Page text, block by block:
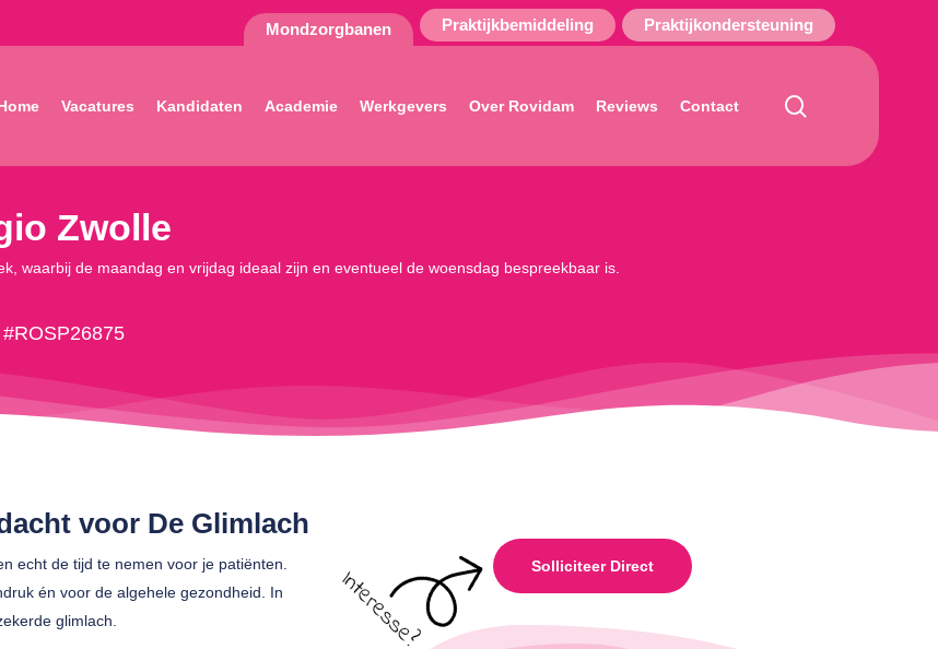
Mondzorgbanen Praktijkbemiddeling Praktijkondersteuning
Vacatures Kandidaten Academie Werkgevers Over Rovidam Reviews Contact
Zwolle
waarbij de maandag en vrijdag ideaal zijn en eventueel de woensdag bespreekbaar is.
#ROSP26875
voor De Glimlach
echt de tijd te nemen voor je patiënten.
én voor de algehele gezondheid. In
glimlach.
Solliciteer Direct